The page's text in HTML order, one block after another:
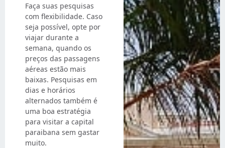
Faça suas pesquisas
com flexibilidade. Caso
seja possível, opte por
viajar durante a
semana, quando os
preços das passagens
aéreas estão mais
baixas. Pesquisas em
dias e horários
alternados também é
uma boa estratégia
para visitar a capital
paraibana sem gastar
muito.